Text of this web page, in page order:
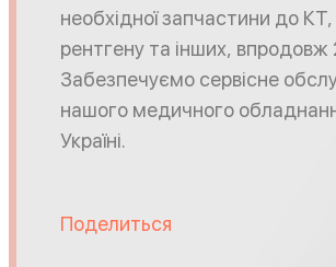
необхідної запчастини до
рентгену та інших, впродовж
Забезпечуємо сервісне
нашого медичного
Україні.
Поделиться